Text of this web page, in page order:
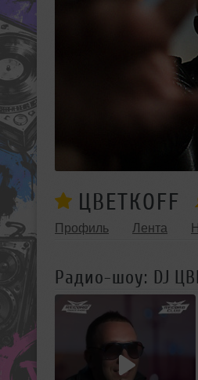
ЦВЕТКОFF
Профиль Лента
Радио-шоу: DJ